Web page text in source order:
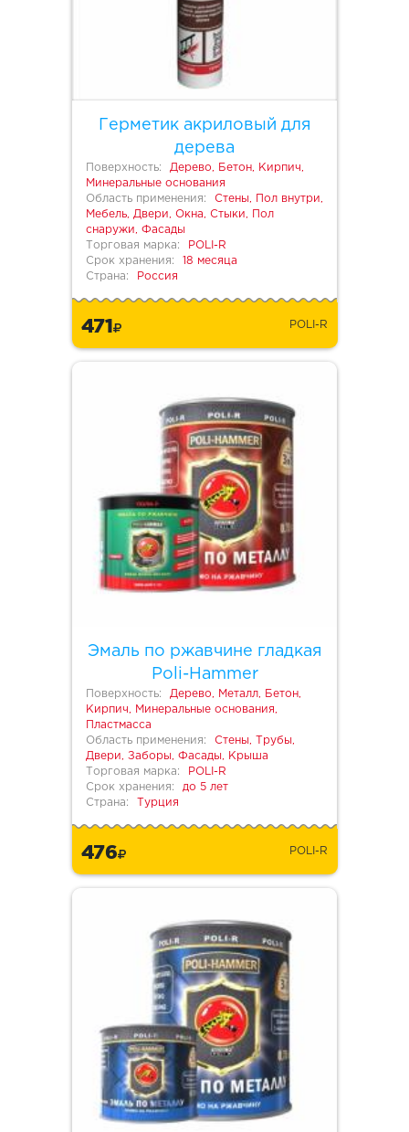
Герметик акриловый для
дерева
Поверхность:
Дерево, Бетон, Кирпич,
Минеральные основания
Область применения:
Стены, Пол внутри,
Мебель, Двери, Окна, Стыки, Пол
снаружи, Фасады
Торговая марка:
POLI-R
Срок хранения:
18 месяца
Страна:
Россия
471 POLI-R
Эмаль по ржавчине гладкая
Poli-Hammer
Поверхность:
Дерево, Металл, Бетон,
Кирпич, Минеральные основания,
Пластмасса
Область применения:
Стены, Трубы,
Двери, Заборы, Фасады, Крыша
Торговая марка:
POLI-R
Срок хранения:
до 5 лет
Страна:
Турция
476 POLI-R